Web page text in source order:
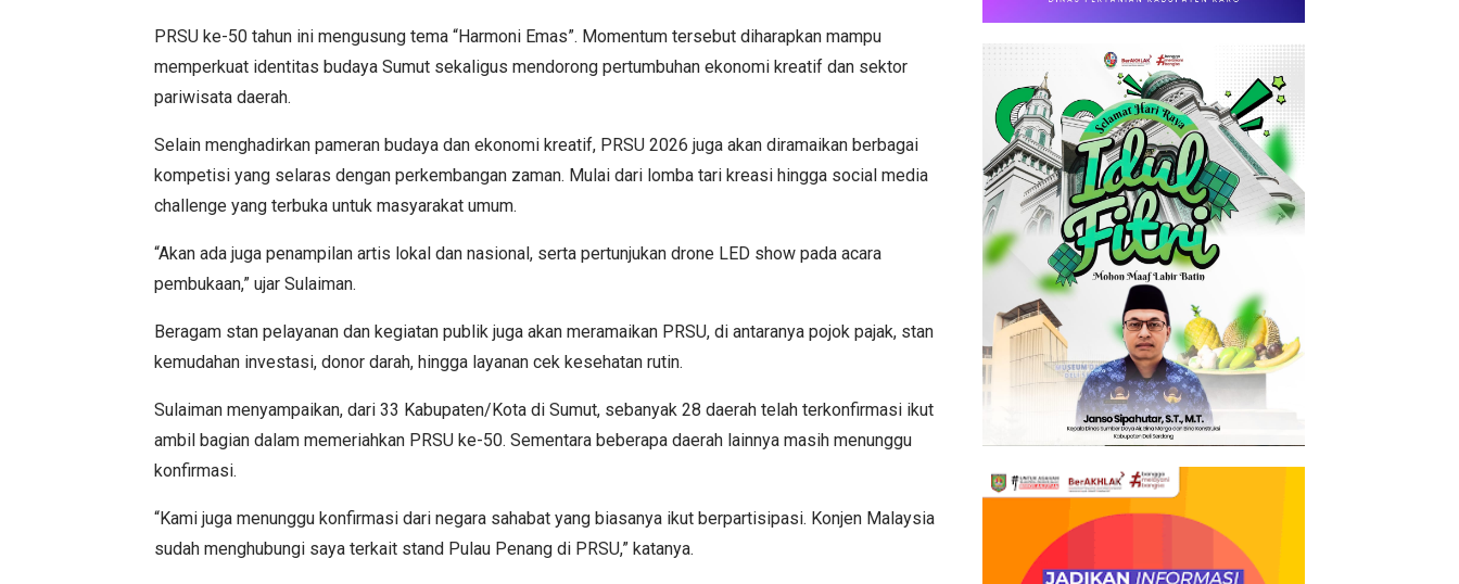
PRSU ke-50 tahun ini mengusung tema “Harmoni Emas”. Momentum tersebut diharapkan mampu
memperkuat identitas budaya Sumut sekaligus mendorong pertumbuhan ekonomi kreatif dan sektor
pariwisata daerah.
Selain menghadirkan pameran budaya dan ekonomi kreatif, PRSU 2026 juga akan diramaikan berbagai
kompetisi yang selaras dengan perkembangan zaman. Mulai dari lomba tari kreasi hingga social media
challenge yang terbuka untuk masyarakat umum.
“Akan ada juga penampilan artis lokal dan nasional, serta pertunjukan drone LED show pada acara
pembukaan,” ujar Sulaiman.
Beragam stan pelayanan dan kegiatan publik juga akan meramaikan PRSU, di antaranya pojok pajak, stan
kemudahan investasi, donor darah, hingga layanan cek kesehatan rutin.
Sulaiman menyampaikan, dari 33 Kabupaten/Kota di Sumut, sebanyak 28 daerah telah terkonfirmasi ikut
ambil bagian dalam memeriahkan PRSU ke-50. Sementara beberapa daerah lainnya masih menunggu
konfirmasi.
“Kami juga menunggu konfirmasi dari negara sahabat yang biasanya ikut berpartisipasi. Konjen Malaysia
sudah menghubungi saya terkait stand Pulau Penang di PRSU,” katanya.